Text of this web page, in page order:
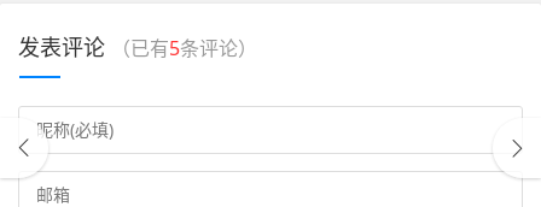
发表评论 （已有5条评论）